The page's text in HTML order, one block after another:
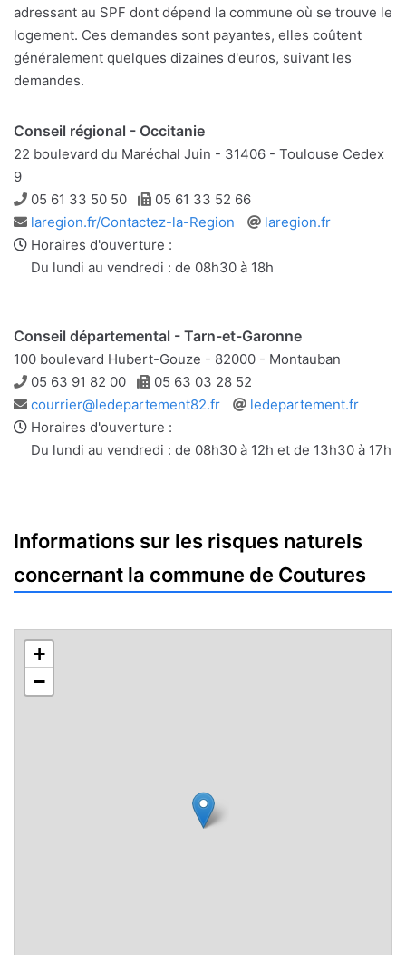
adressant au SPF dont dépend la commune où se trouve le
logement. Ces demandes sont payantes, elles coûtent
généralement quelques dizaines d'euros, suivant les
demandes.
Conseil régional - Occitanie
22 boulevard du Maréchal Juin - 31406 - Toulouse Cedex
9
Téléphone
05 61 33 50 50 Télécopie
05 61 33 52 66
Adresse
e-
mail
laregion.fr/Contactez-la-Region
Site
laregion.fr
Horaires d'ouverture :
Du lundi au vendredi : de 08h30 à 18h
Conseil départemental - Tarn-et-Garonne
100 boulevard Hubert-Gouze - 82000 - Montauban
Téléphone
05 63 91 82 00 Télécopie
05 63 03 28 52
Adresse
e-
mail
courrier@ledepartement82.fr
Site
ledepartement.fr
Horaires d'ouverture :
Du lundi au vendredi : de 08h30 à 12h et de 13h30 à 17h
Informations sur les risques naturels
concernant la commune de Coutures
+
−